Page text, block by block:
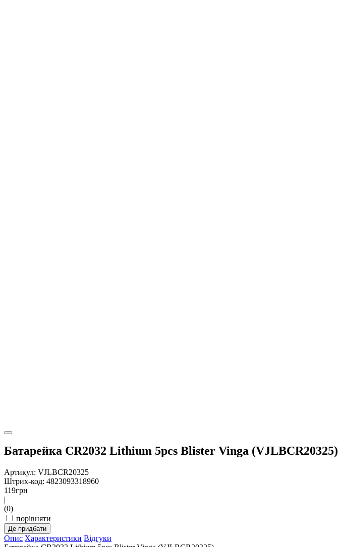
Батарейка CR2032 Lithium 5pcs Blister Vinga (VJLBCR20325)
Артикул: VJLBCR20325
Штрих-код: 4823093318960
119грн
|
(0)
порівняти
Де придбати
Опис Характеристики Відгуки